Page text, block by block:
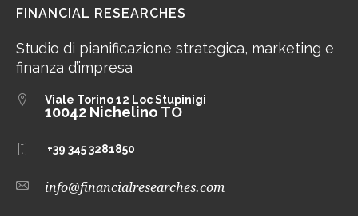
FINANCIAL RESEARCHES
Studio di pianificazione strategica, marketing e
finanza d’impresa
Viale Torino 12 Loc Stupinigi
10042 Nichelino TO
+39 345 3281850
info@financialresearches.com